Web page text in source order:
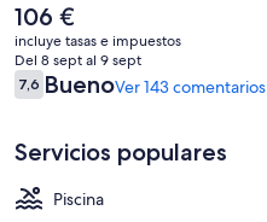
El
precio
actual
es
de
106 €
incluye tasas e impuestos
Del 8 sept al 9 sept
Comentarios
7,67,6 de 10
BuenoVer 143 comentarios
Servicios populares
Piscina